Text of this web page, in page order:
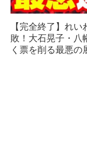
【完全終了】れ
敗！大石晃子・八
く票を削る最悪の